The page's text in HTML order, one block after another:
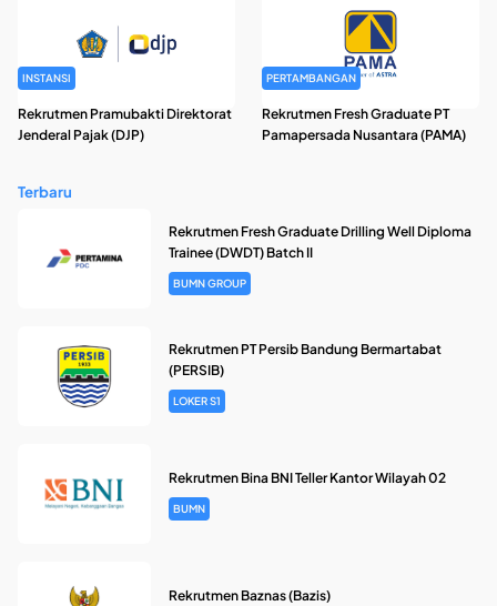
INSTANSI
Rekrutmen Pramubakti Direktorat
Jenderal Pajak (DJP)
PERTAMBANGAN
Rekrutmen Fresh Graduate PT
Pamapersada Nusantara (PAMA)
Terbaru
Rekrutmen Fresh Graduate Drilling Well Diploma
Trainee (DWDT) Batch II
BUMN GROUP
Rekrutmen PT Persib Bandung Bermartabat
(PERSIB)
LOKER S1
Rekrutmen Bina BNI Teller Kantor Wilayah 02
BUMN
Rekrutmen Baznas (Bazis)